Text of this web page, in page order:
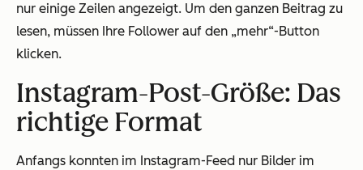
nur einige Zeilen angezeigt. Um den ganzen Beitrag zu
lesen, müssen Ihre Follower auf den „mehr“-Button
klicken.
Instagram-Post-Größe: Das
richtige Format
Anfangs konnten im Instagram-Feed nur Bilder im